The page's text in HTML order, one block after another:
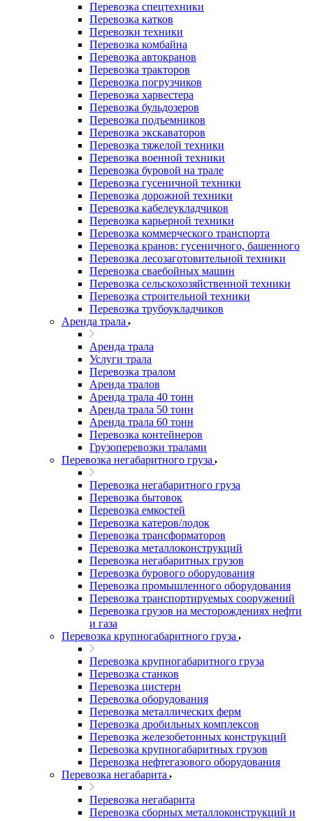
Перевозка спецтехники
Перевозка катков
Перевозки техники
Перевозка комбайна
Перевозка автокранов
Перевозка тракторов
Перевозка погрузчиков
Перевозка харвестера
Перевозка бульдозеров
Перевозка подъемников
Перевозка экскаваторов
Перевозка тяжелой техники
Перевозка военной техники
Перевозка буровой на трале
Перевозка гусеничной техники
Перевозка дорожной техники
Перевозка кабелеукладчиков
Перевозка карьерной техники
Перевозка коммерческого транспорта
Перевозка кранов: гусеничного, башенного
Перевозка лесозаготовительной техники
Перевозка сваебойных машин
Перевозка сельскохозяйственной техники
Перевозка строительной техники
Перевозка трубоукладчиков
Аренда трала
Аренда трала
Услуги трала
Перевозка тралом
Аренда тралов
Аренда трала 40 тонн
Аренда трала 50 тонн
Аренда трала 60 тонн
Перевозка контейнеров
Грузоперевозки тралами
Перевозка негабаритного груза
Перевозка негабаритного груза
Перевозка бытовок
Перевозка емкостей
Перевозка катеров/лодок
Перевозка трансформаторов
Перевозка металлоконструкций
Перевозка негабаритных грузов
Перевозка бурового оборудования
Перевозка промышленного оборудования
Перевозка транспортируемых сооружений
Перевозка грузов на месторождениях нефти
и газа
Перевозка крупногабаритного груза
Перевозка крупногабаритного груза
Перевозка станков
Перевозка цистерн
Перевозка оборудования
Перевозка металлических ферм
Перевозка дробильных комплексов
Перевозка железобетонных конструкций
Перевозка крупногабаритных грузов
Перевозка нефтегазового оборудования
Перевозка негабарита
Перевозка негабарита
Перевозка сборных металлоконструкций и